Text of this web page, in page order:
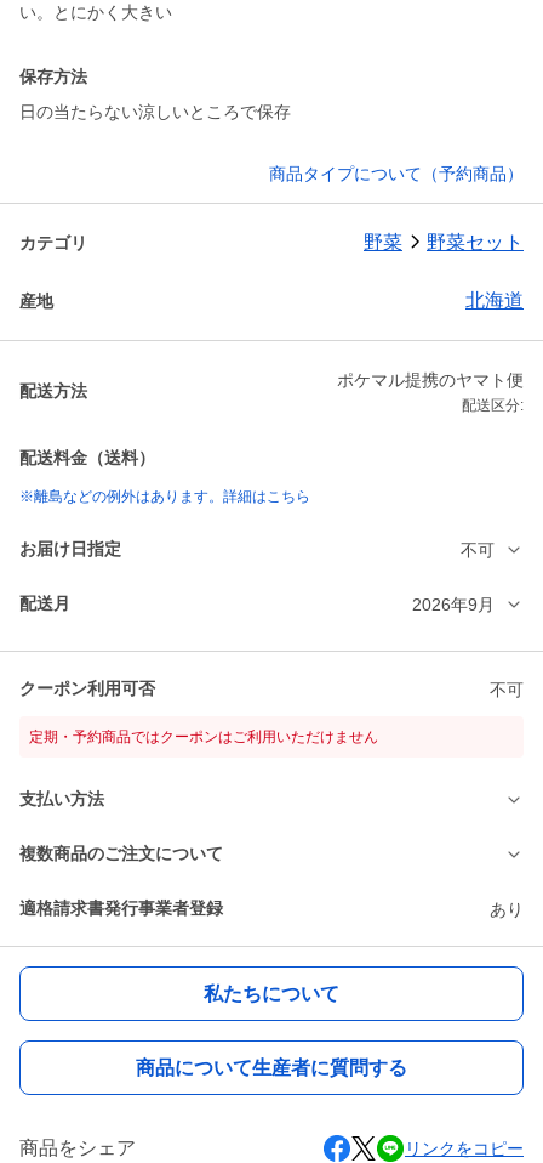
い。とにかく大きい
保存方法
日の当たらない涼しいところで保存
商品タイプについて（予約商品）
カテゴリ 野菜 野菜セット
産地 北海道
配送方法
ポケマル提携のヤマト便
配送区分:
配送料金（送料）
※離島などの例外はあります。詳細はこちら
お届け日指定 不可
配送月 2026年9月
クーポン利用可否 不可
定期・予約商品ではクーポンはご利用いただけません
支払い方法
複数商品のご注文について
適格請求書発行事業者登録 あり
私たちについて
商品について生産者に質問する
商品をシェア リンクをコピー